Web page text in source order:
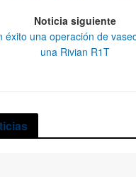
Noticia siguiente
éxito una operación de
una Rivian R1T